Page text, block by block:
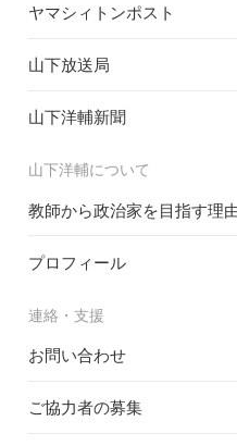
ヤマシィトンポスト
山下放送局
山下洋輔新聞
山下洋輔について
教師から政治家を目指す理
プロフィール
連絡・支援
お問い合わせ
ご協力者の募集